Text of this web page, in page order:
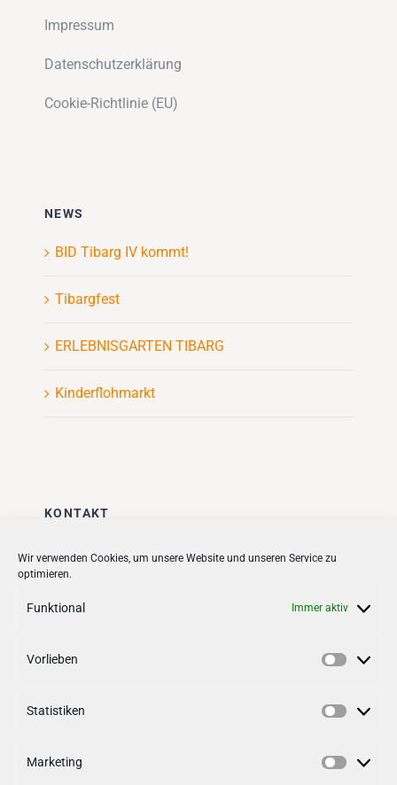
Wir verwenden Cookies, um unsere Website und unseren Service zu
optimieren.
Funktional Immer aktiv
Vorlieben
Statistiken
Marketing
Impressum
Datenschutzerklärung
Cookie-Richtlinie (EU)
NEWS
BID Tibarg IV kommt!
Tibargfest
ERLEBNISGARTEN TIBARG
Kinderflohmarkt
KONTAKT
Stadt + Handel City- und
Quartiersmanagement
Follow us on